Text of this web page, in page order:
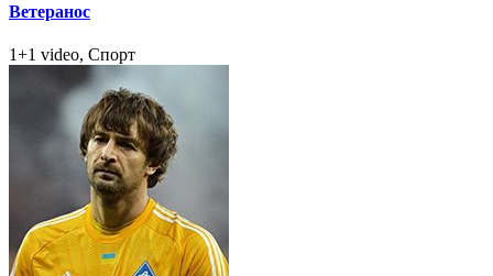
Ветеранос
1+1 video, Спорт